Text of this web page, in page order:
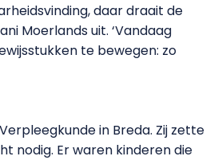
daar draait de
Moerlands uit. ‘Vandaag
te bewegen: zo
in Breda. Zij zette
nodig. Er waren kinderen die